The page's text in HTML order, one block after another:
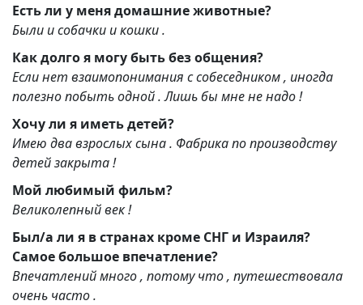
Есть ли у меня домашние животные?
Были и собачки и кошки .
Как долго я могу быть без общения?
Если нет взаимопонимания с собеседником , иногда
полезно побыть одной . Лишь бы мне не надо !
Хочу ли я иметь детей?
Имею два взрослых сына . Фабрика по производству
детей закрыта !
Мой любимый фильм?
Великолепный век !
Был/а ли я в странах кроме СНГ и Израиля?
Самое большое впечатление?
Впечатлений много , потому что , путешествовала
очень часто .